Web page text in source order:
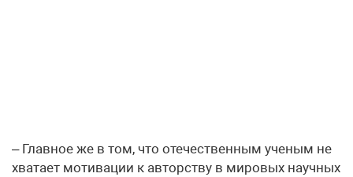
– Главное же в том, что отечественным ученым не
хватает мотивации к авторству в мировых научных